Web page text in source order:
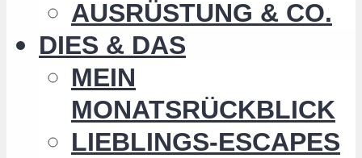
AUSRÜSTUNG & CO.
DIES & DAS
MEIN
MONATSRÜCKBLICK
LIEBLINGS-ESCAPES